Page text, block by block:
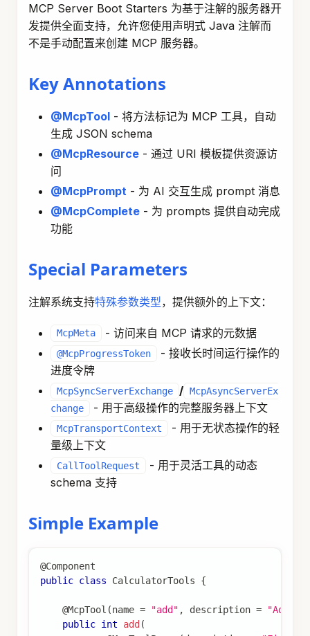
MCP Server Boot Starters 为基于注解的服务器开
发提供全面支持，允许您使用声明式 Java 注解而
不是手动配置来创建 MCP 服务器。
Key Annotations
@McpTool - 将方法标记为 MCP 工具，自动
生成 JSON schema
@McpResource - 通过 URI 模板提供资源访
问
@McpPrompt - 为 AI 交互生成 prompt 消息
@McpComplete - 为 prompts 提供自动完成
功能
Special Parameters
注解系统支持特殊参数类型，提供额外的上下文：
McpMeta - 访问来自 MCP 请求的元数据
@McpProgressToken
- 接收长时间运行操作的
进度令牌
McpSyncServerExchange / McpAsyncServerEx
change
- 用于高级操作的完整服务器上下文
McpTransportContext
- 用于无状态操作的轻
量级上下文
CallToolRequest
- 用于灵活工具的动态
schema 支持
Simple Example
@Component
public class CalculatorTools {
@McpTool (name = "add" , description =
"Add
public int add (